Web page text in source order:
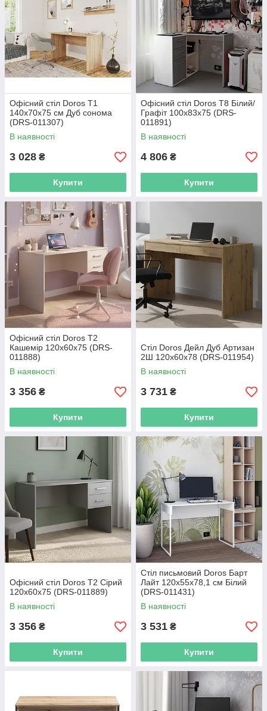
Офісний стіл Doros Т1
140х70х75 см Дуб cонома
(DRS-011307)
В наявності
3 028 ₴
Купити
Офісний стіл Doros T8 Білий/
Графіт 100х83х75 (DRS-
011891)
В наявності
4 806 ₴
Купити
Офісний стіл Doros Т2
Кашемір 120х60х75 (DRS-
011888)
В наявності
3 356 ₴
Купити
Стіл Doros Дейл Дуб Артизан
2Ш 120х60х78 (DRS-011954)
В наявності
3 731 ₴
Купити
Офісний стіл Doros Т2 Сірий
120х60х75 (DRS-011889)
В наявності
3 356 ₴
Купити
Стіл письмовий Doros Барт
Лайт 120х55х78,1 см Білий
(DRS-011431)
В наявності
3 531 ₴
Купити